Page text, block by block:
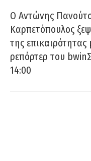
Ο Αντώνης
Καρπετόπουλος
της
ρεπόρτερ του
14:00